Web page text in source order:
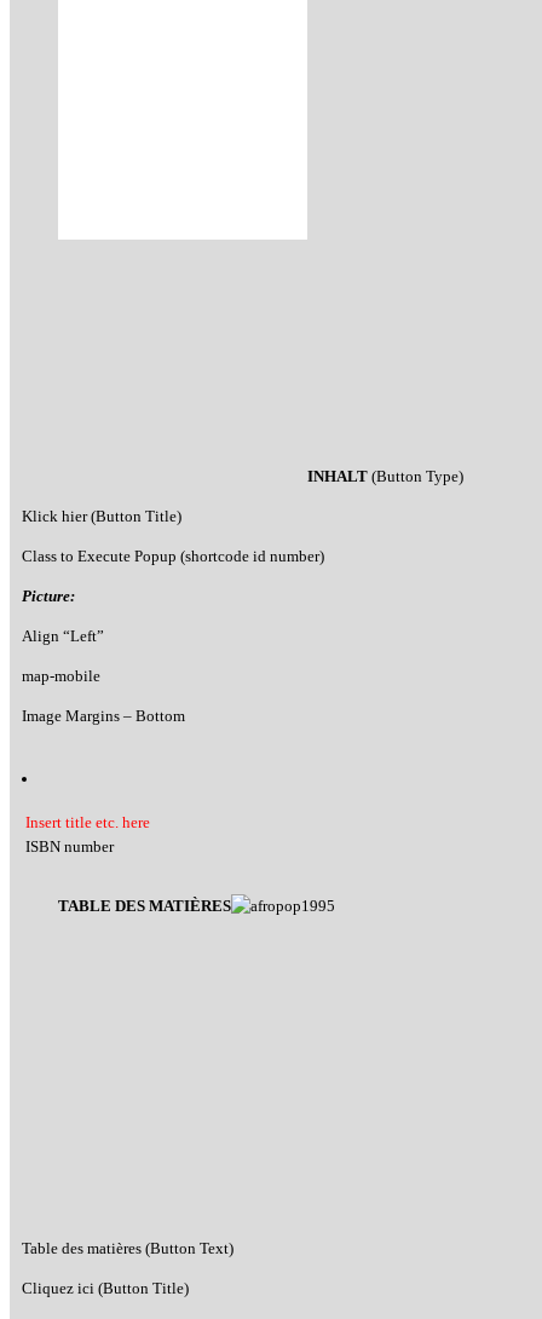
INHALT (Button Type)
Klick hier (Button Title)
Class to Execute Popup (shortcode id number)
Picture:
Align “Left”
map-mobile
Image Margins – Bottom
Insert title etc. here
ISBN number
TABLE DES MATIÈRES
Table des matières (Button Text)
Cliquez ici (Button Title)